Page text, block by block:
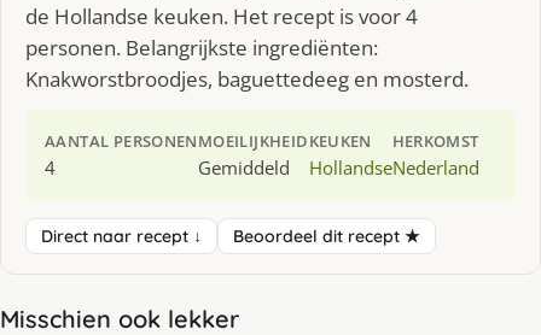
de Hollandse keuken. Het recept is voor 4
personen. Belangrijkste ingrediënten:
Knakworstbroodjes, baguettedeeg en mosterd.
AANTAL PERSONEN
4
MOEILIJKHEID
Gemiddeld
KEUKEN
Hollandse
HERKOMST
Nederland
Direct naar recept ↓ Beoordeel dit recept ★
Misschien ook lekker